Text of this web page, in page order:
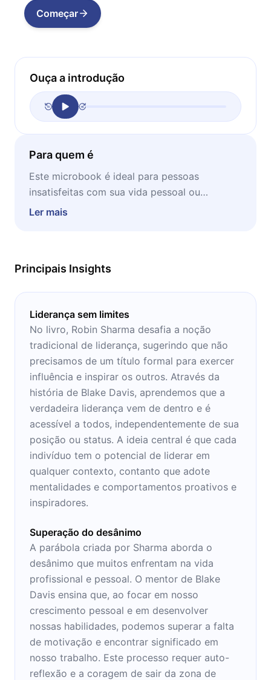
Começar
Ouça a introdução
Para quem é
Este microbook é ideal para pessoas
insatisfeitas com sua vida pessoal ou
profissional, que querem mudar sua realidade
Ler mais
Principais Insights
Liderança sem limites
No livro, Robin Sharma desafia a noção
tradicional de liderança, sugerindo que não
precisamos de um título formal para exercer
influência e inspirar os outros. Através da
história de Blake Davis, aprendemos que a
verdadeira liderança vem de dentro e é
acessível a todos, independentemente de sua
posição ou status. A ideia central é que cada
indivíduo tem o potencial de liderar em
qualquer contexto, contanto que adote
mentalidades e comportamentos proativos e
inspiradores.
Superação do desânimo
A parábola criada por Sharma aborda o
desânimo que muitos enfrentam na vida
profissional e pessoal. O mentor de Blake
Davis ensina que, ao focar em nosso
crescimento pessoal e em desenvolver
nossas habilidades, podemos superar a falta
de motivação e encontrar significado em
nosso trabalho. Este processo requer auto-
reflexão e a coragem de sair da zona de